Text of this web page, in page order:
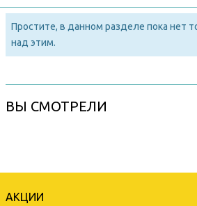
Простите, в данном разделе пока нет
над этим.
ВЫ СМОТРЕЛИ
АКЦИИ